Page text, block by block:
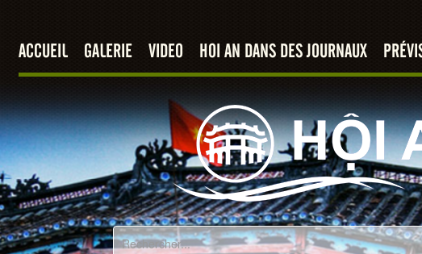
ACCUEIL GALERIE VIDEO HOI AN DANS DES JOURNAUX